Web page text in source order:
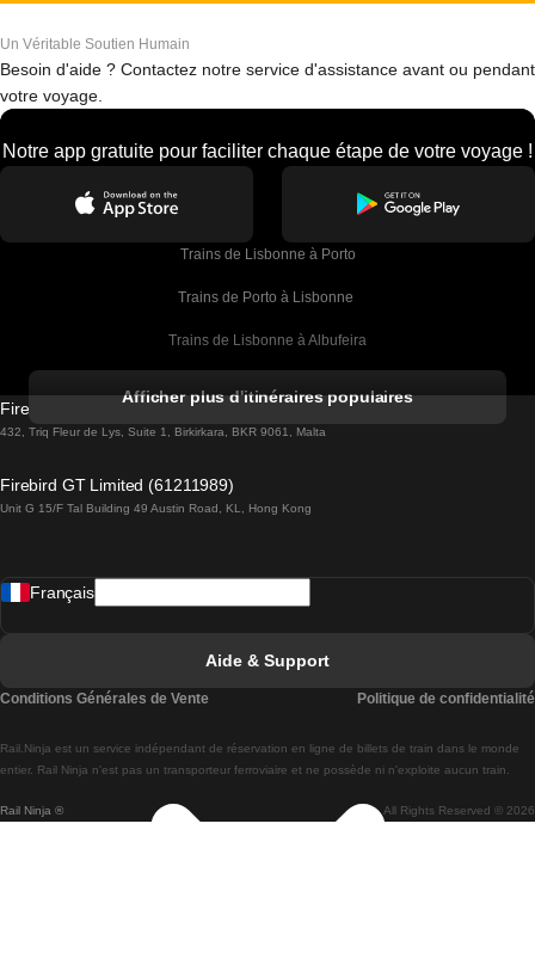
Un Véritable Soutien Humain
Besoin d'aide ? Contactez notre service d'assistance avant ou pendant
votre voyage.
Notre app gratuite pour faciliter chaque étape de votre voyage !
Trains de Lisbonne à Porto
Trains de Porto à Lisbonne
Trains de Lisbonne à Albufeira
Trains de Lisbonne à Lagos
Trains de Lisbonne à Madrid
Trains de Lisbonne à Braga
Trains de Braga à Lisbonne
Afficher plus d'itinéraires populaires
Firebird GT Limited (OC 1451)
432, Triq Fleur de Lys, Suite 1, Birkirkara, BKR 9061, Malta
Firebird GT Limited (61211989)
Unit G 15/F Tal Building 49 Austin Road, KL, Hong Kong
Rail Ninja ® All Rights Reserved © 2026
Rail.Ninja est un service indépendant de réservation en ligne de billets de train dans le monde
entier. Rail Ninja n'est pas un transporteur ferroviaire et ne possède ni n'exploite aucun train.
Français
Aide & Support
Conditions Générales de Vente Politique de confidentialité